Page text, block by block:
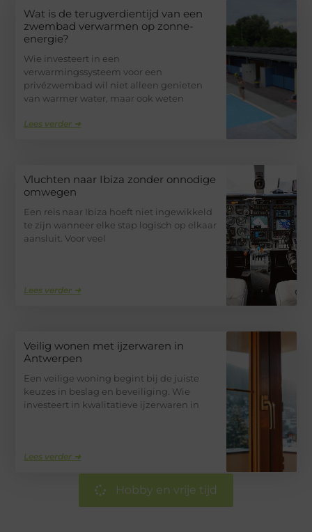
Wat is de terugverdientijd van een
zwembad verwarmen op zonne-
energie?
Wie investeert in een
verwarmingssysteem voor een
privézwembad wil niet alleen genieten
van warmer water, maar ook weten
Lees verder ➜
Vluchten naar Ibiza zonder onnodige
omwegen
Een reis naar Ibiza hoeft niet ingewikkeld
te zijn wanneer elke stap logisch op elkaar
aansluit. Voor veel
Lees verder ➜
Veilig wonen met ijzerwaren in
Antwerpen
Een veilige woning begint bij de juiste
keuzes in beslag en beveiliging. Wie
investeert in kwalitatieve ijzerwaren in
Lees verder ➜
Hobby en vrije tijd